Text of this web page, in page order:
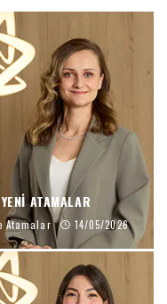
ATAMALAR
Atamalar 14/05/2026